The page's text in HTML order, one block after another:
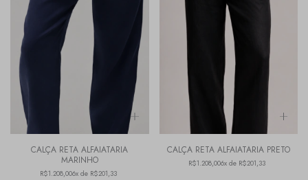
CALÇA RETA ALFAIATARIA
MARINHO
R$1.208,006x de R$201,33
CALÇA RETA ALFAIATARIA PRETO
R$1.208,006x de R$201,33